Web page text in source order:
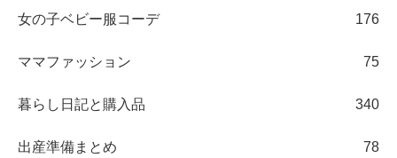
女の子ベビー服コーデ 176
ママファッション 75
暮らし日記と購入品 340
出産準備まとめ 78